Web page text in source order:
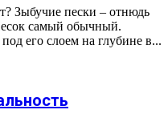
Зыбучие пески – отнюдь
самый обычный.
его слоем на глубине в...